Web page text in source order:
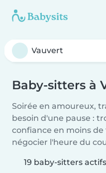
Baby-sitters à
Soirée en amoureux,
besoin d'une pause :
confiance en moins
négocier l'heure du
19 baby-sitters